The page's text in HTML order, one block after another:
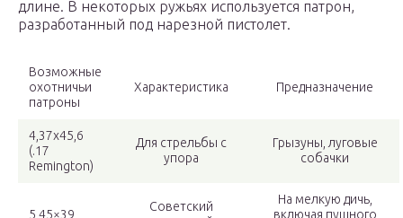
длине. В некоторых ружьях используется патрон,
разработанный под нарезной пистолет.
Возможные
охотничьи
патроны
Характеристика Предназначение
4,37х45,6
(.17
Remington)
Для стрельбы с
упора
Грызуны, луговые
собачки
5,45×39
Советский
На мелкую дичь,
включая пушного